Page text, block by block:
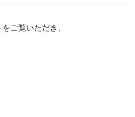
ご覧いただき、